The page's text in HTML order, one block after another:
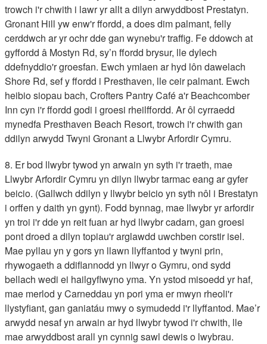
trowch i'r chwith i lawr yr allt a dilyn arwyddbost Prestatyn.
Gronant Hill yw enw'r ffordd, a does dim palmant, felly
cerddwch ar yr ochr dde gan wynebu'r traffig. Fe ddowch at
gyffordd â Mostyn Rd, sy’n ffordd brysur, lle dylech
ddefnyddio'r groesfan. Ewch ymlaen ar hyd lôn dawelach
Shore Rd, sef y ffordd i Presthaven, lle ceir palmant. Ewch
heibio siopau bach, Crofters Pantry Café a'r Beachcomber
Inn cyn i'r ffordd godi i groesi rheilffordd. Ar ôl cyrraedd
mynedfa Presthaven Beach Resort, trowch i'r chwith gan
ddilyn arwydd Twyni Gronant a Llwybr Arfordir Cymru.
8. Er bod llwybr tywod yn arwain yn syth i'r traeth, mae
Llwybr Arfordir Cymru yn dilyn llwybr tarmac eang ar gyfer
beicio. (Gallwch ddilyn y llwybr beicio yn syth nôl i Brestatyn
i orffen y daith yn gynt). Fodd bynnag, mae llwybr yr arfordir
yn troi i'r dde yn reit fuan ar hyd llwybr cadarn, gan groesi
pont droed a dilyn topiau'r arglawdd uwchben corstir isel.
Mae pyllau yn y gors yn llawn llyffantod y twyni prin,
rhywogaeth a ddiflannodd yn llwyr o Gymru, ond sydd
bellach wedi ei hailgyflwyno yma. Yn ystod misoedd yr haf,
mae merlod y Carneddau yn pori yma er mwyn rheoli'r
llystyfiant, gan ganiatáu mwy o symudedd i'r llyffantod. Mae’r
arwydd nesaf yn arwain ar hyd llwybr tywod i'r chwith, lle
mae arwyddbost arall yn cynnig sawl dewis o lwybrau.